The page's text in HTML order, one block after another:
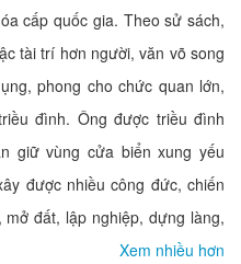
cấp quốc gia. Theo sử sách,
tài trí hơn người, văn võ song
phong cho chức quan lớn,
đình. Ông được triều đình
giữ vùng cửa biển xung yếu
được nhiều công đức, chiến
đất, lập nghiệp, dựng làng,
Xem nhiều hơn